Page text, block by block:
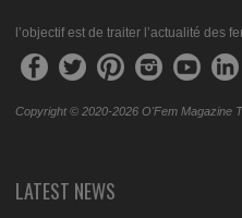
l’objectif est de traiter l’actualité des
Copyright © 2020-2026 O'Fem Magazine
LATEST NEWS